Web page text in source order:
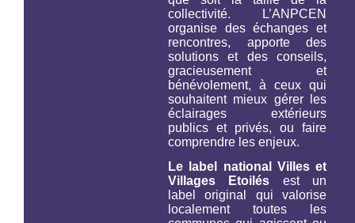
collectivité. L’ANPCEN
organise des échanges et
rencontres, apporte des
solutions et des conseils,
gracieusement et
bénévolement, à ceux qui
souhaitent mieux gérer les
éclairages extérieurs
publics et privés, ou faire
comprendre les enjeux.
Le label national Villes et
Villages Etoilés est un
label original qui valorise
localement toutes les